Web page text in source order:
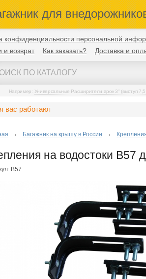
для
конфиденциальности персональной
и возврат
Как заказать? Доставка и
Например: Универсальные Расширители арок 3" (выступ
вас работают
Багажник на крышу в России
на водостоки B57
B57